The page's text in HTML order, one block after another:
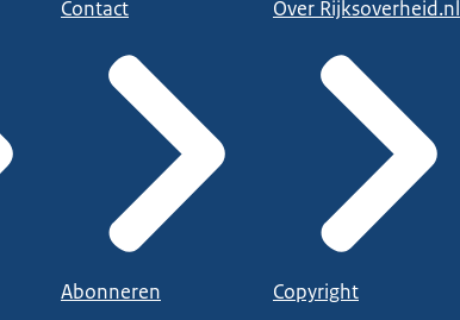
Contact
Abonneren
Over Rijksoverheid.nl
Copyright